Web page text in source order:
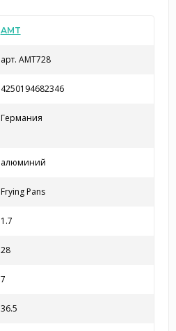
AMT
арт. AMT728
4250194682346
Германия
алюминий
Frying Pans
1.7
28
7
36.5